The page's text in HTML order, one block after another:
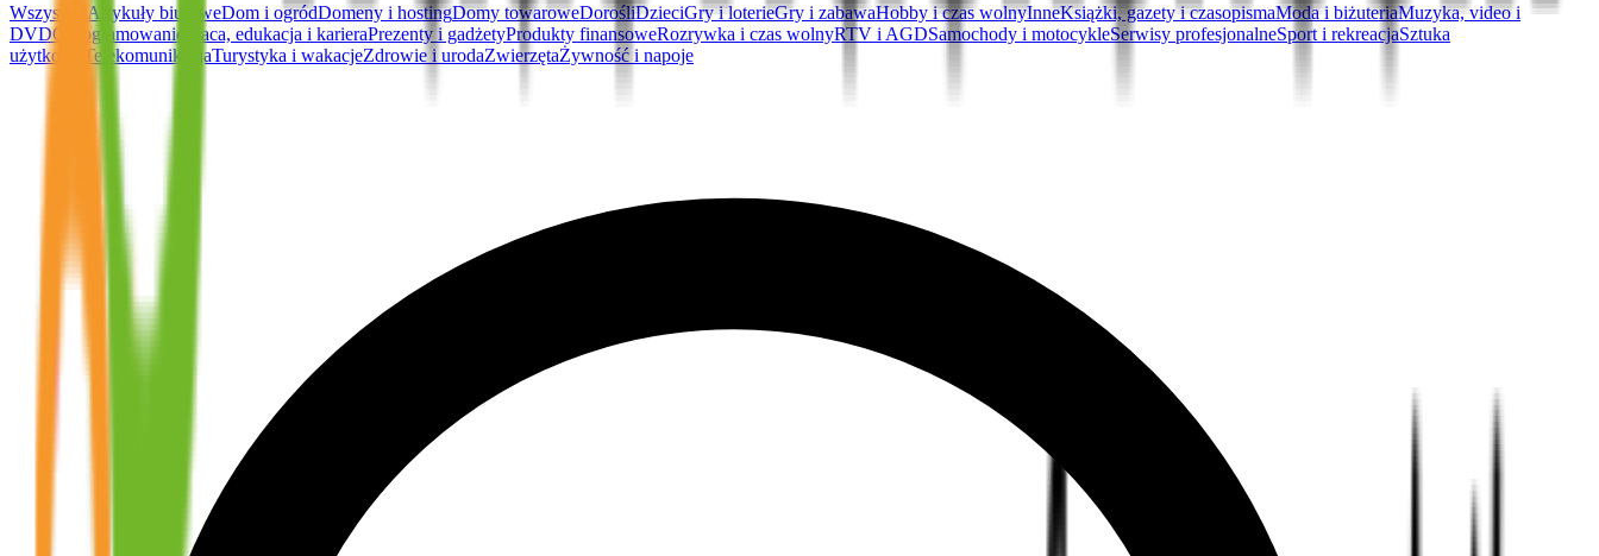
Wszystkie Artykuły biuroweDom i ogródDomeny i hostingDomy towaroweDorośliDzieciGry i loterieGry i zabawaHobby i czas wolnyInneKsiążki, gazety i czasopismaModa i biżuteriaMuzyka, video i
DVDOprogramowanie Praca, edukacja i karieraPrezenty i gadżetyProdukty finansoweRozrywka i czas wolnyRTV i AGDSamochody i motocykleSerwisy profesjonalneSport i rekreacjaSztuka
użytkowa
TelekomunikacjaTurystyka i wakacjeZdrowie i urodaZwierzętaŻywność i napoje